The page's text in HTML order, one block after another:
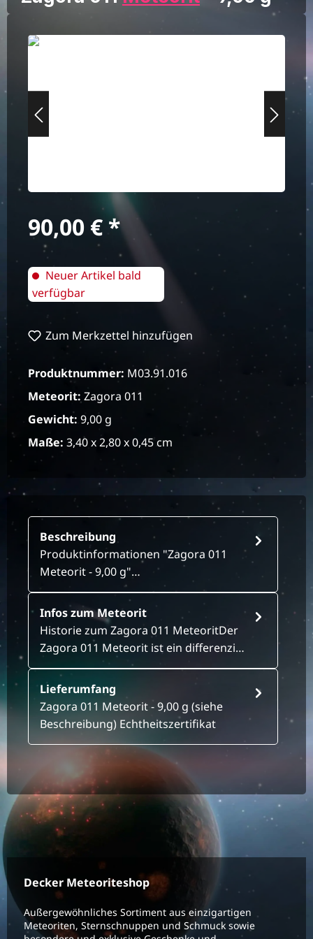
Bildergalerie überspringen
Regulärer Preis:
90,00 €
Neuer Artikel bald
verfügbar
Zum Merkzettel hinzufügen
Produktnummer: M03.91.016
Meteorit: Zagora 011
Gewicht: 9,00 g
Maße: 3,40 x 2,80 x 0,45 cm
Beschreibung
Produktinformationen "Zagora 011
Meteorit - 9,00 g"…
Infos zum Meteorit
Historie zum Zagora 011 MeteoritDer
Zagora 011 Meteorit ist ein differenzi…
Lieferumfang
Zagora 011 Meteorit - 9,00 g (siehe
Beschreibung) Echtheitszertifikat
Decker Meteoriteshop
Außergewöhnliches Sortiment aus einzigartigen
Meteoriten, Sternschnuppen und Schmuck sowie